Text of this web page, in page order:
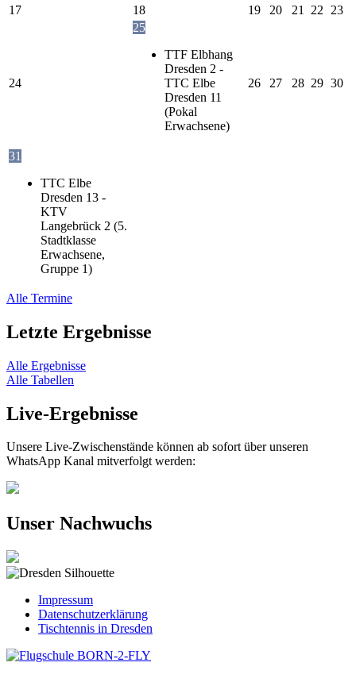
17
18 19 20 21 22 23
24
25
TTF Elbhang
Dresden 2 -
TTC Elbe
Dresden 11
(Pokal
Erwachsene)
26 27 28 29 30
31
TTC Elbe
Dresden 13 -
KTV
Langebrück 2 (5.
Stadtklasse
Erwachsene,
Gruppe 1)
Alle Termine
Letzte Ergebnisse
Alle Ergebnisse
Alle Tabellen
Live-Ergebnisse
Unsere Live-Zwischenstände können ab sofort über unseren
WhatsApp Kanal mitverfolgt werden:
Unser Nachwuchs
Impressum
Datenschutzerklärung
Tischtennis in Dresden